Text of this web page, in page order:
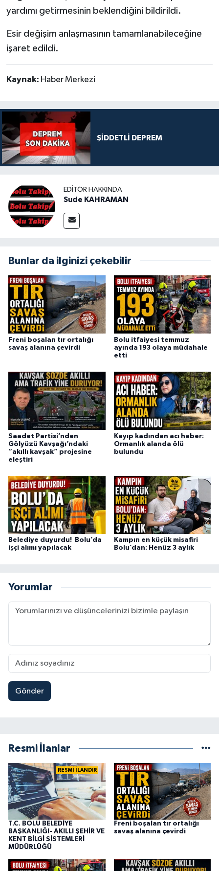
yardımı getirmesinin beklendiğini bildirildi.
Esir değişim anlaşmasının tamamlanabileceğine
işaret edildi.
Kaynak: Haber Merkezi
ŞİDDETLİ DEPREM
EDITÖR HAKKINDA
Sude KAHRAMAN
Bunlar da ilginizi çekebilir
Freni boşalan tır ortalığı
savaş alanına çevirdi
Bolu itfaiyesi temmuz
ayında 193 olaya müdahale
etti
Saadet Partisi’nden
Gölyüzü Kavşağı’ndaki
“akıllı kavşak” projesine
eleştiri
Kayıp kadından acı haber:
Ormanlık alanda ölü
bulundu
Belediye duyurdu! Bolu’da
işçi alımı yapılacak
Kampın en küçük misafiri
Bolu’dan: Henüz 3 aylık
Yorumlar
Gönder
Resmi İlanlar
RESMİ İLANDIR
T.C. BOLU BELEDİYE
BAŞKANLIĞI- AKILLI ŞEHİR VE
KENT BİLGİ SİSTEMLERİ
MÜDÜRLÜĞÜ
Freni boşalan tır ortalığı
savaş alanına çevirdi